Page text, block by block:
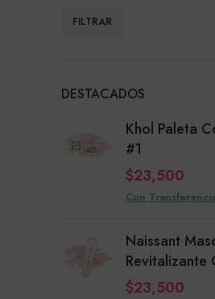
Precio
Precio
FILTRAR
DESTACADOS
Khol Paleta
#1
$23,500
Con
Naissant
Revitalizante
$23,500